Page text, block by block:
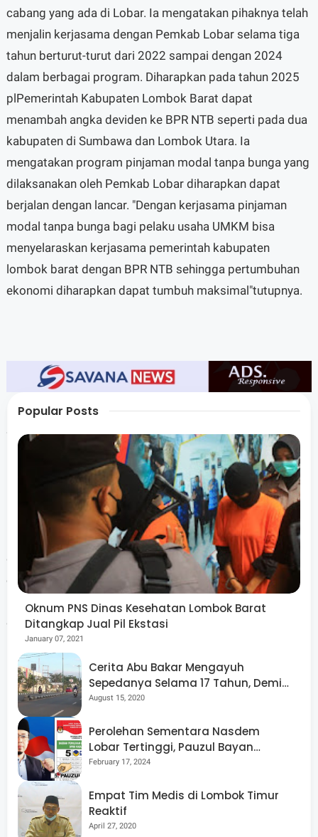
cabang yang ada di Lobar. Ia mengatakan pihaknya telah
menjalin kerjasama dengan Pemkab Lobar selama tiga
tahun berturut-turut dari 2022 sampai dengan 2024
dalam berbagai program. Diharapkan pada tahun 2025
plPemerintah Kabupaten Lombok Barat dapat
menambah angka deviden ke BPR NTB seperti pada dua
kabupaten di Sumbawa dan Lombok Utara. Ia
mengatakan program pinjaman modal tanpa bunga yang
dilaksanakan oleh Pemkab Lobar diharapkan dapat
berjalan dengan lancar. "Dengan kerjasama pinjaman
modal tanpa bunga bagi pelaku usaha UMKM bisa
menyelaraskan kerjasama pemerintah kabupaten
lombok barat dengan BPR NTB sehingga pertumbuhan
ekonomi diharapkan dapat tumbuh maksimal"tutupnya.
Sementara itu kepala OJK perwakilan NTB menjelaskan
kerjasama pemerintah Lombok Barat dengan BPR NTB
harus selaras dengan program tim percepatan akses
keuangan daerah untuk terus meningkatkan
perekonomian masyarakat. Hal ini juga diharapkan dapat
menjadi salah satu solusi dan langkah yang dapat
diambil Pemda dalam menurunkan angka kemiskinan
ekstrim. "Kita semua berharap agar program ini dapat
berjalan dengan lancar dan tepat sasaran sehingga
dapat menurunkan angka kemiskinan ekstrim di
Lobar,"terangnya.
Kegiatan ini kemudian di lanjutkan dengan
penandatanganan MOU kerjasama antara Pemerintah
Kabupaten Lombok Barat yang diwakili oleh Bupati
Lobar dengan BPR NTB serta OPD terkait seperti dinas
koperasi dan UKM. Kegiatan ini berjalan dengan lancar.
(Red)
Popular Posts
Oknum PNS Dinas Kesehatan Lombok Barat
Ditangkap Jual Pil Ekstasi
January 07, 2021
Cerita Abu Bakar Mengayuh
Sepedanya Selama 17 Tahun, Demi
Menggelorakan Kemerdekaan
August 15, 2020
Perolehan Sementara Nasdem
Lobar Tertinggi, Pauzul Bayan
Berpeluang “Rebut” Kursi Dapil 3
February 17, 2024
Empat Tim Medis di Lombok Timur
Reaktif
April 27, 2020